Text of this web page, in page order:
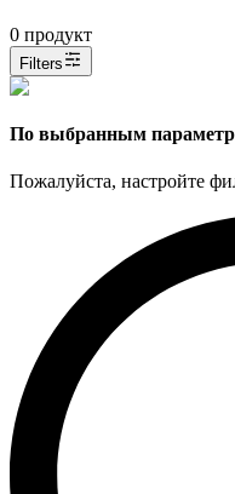
0 продукт
Filters
По выбранным
Пожалуйста, настройте